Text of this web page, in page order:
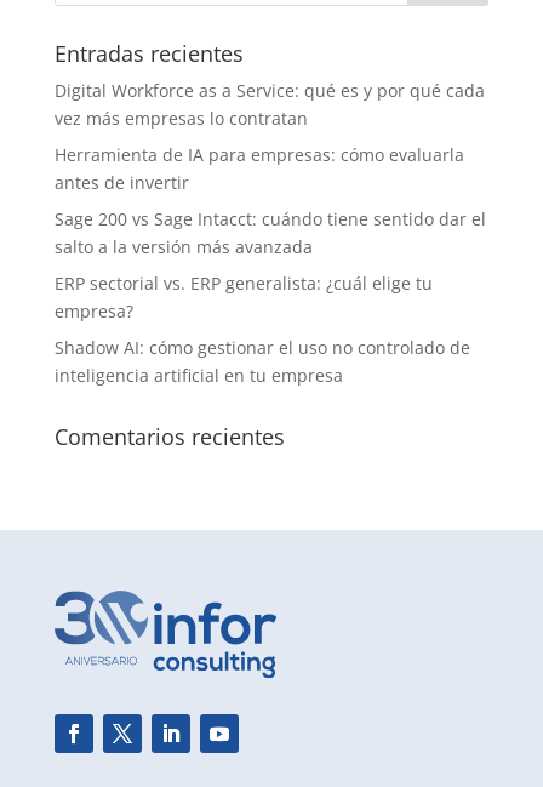
Entradas recientes
Digital Workforce as a Service: qué es y por qué cada
vez más empresas lo contratan
Herramienta de IA para empresas: cómo evaluarla
antes de invertir
Sage 200 vs Sage Intacct: cuándo tiene sentido dar el
salto a la versión más avanzada
ERP sectorial vs. ERP generalista: ¿cuál elige tu
empresa?
Shadow AI: cómo gestionar el uso no controlado de
inteligencia artificial en tu empresa
Comentarios recientes